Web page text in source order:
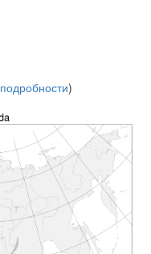
подробности)